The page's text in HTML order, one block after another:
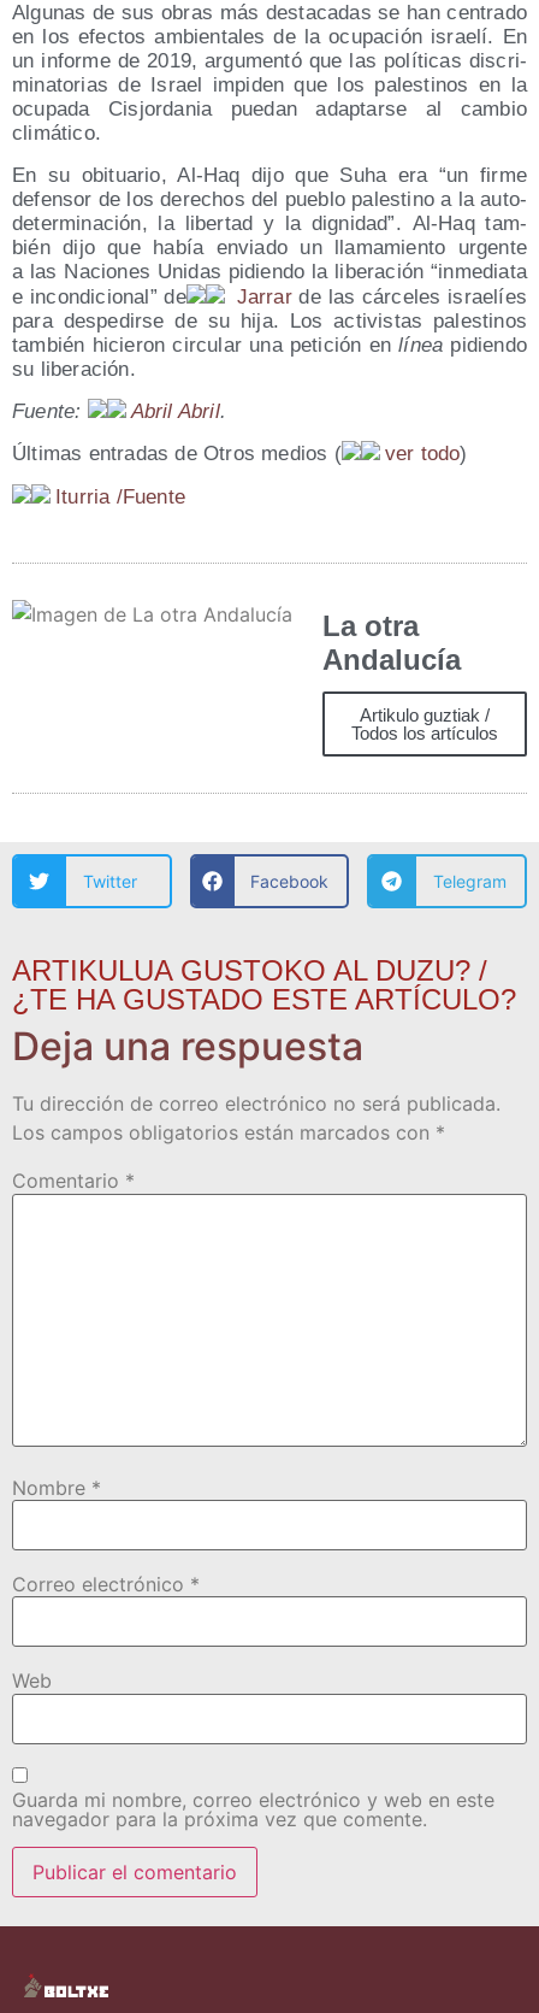
Algu­nas de sus obras más des­ta­ca­das se han cen­tra­do
en los efec­tos ambien­ta­les de la ocu­pa­ción israe­lí. En
un infor­me de 2019, argu­men­tó que las polí­ti­cas dis­cri­
mi­na­to­rias de Israel impi­den que los pales­ti­nos en la
ocu­pa­da Cis­jor­da­nia pue­dan adap­tar­se al cam­bio
climático.
En su obi­tua­rio, Al-Haq dijo que Suha era “un fir­me
defen­sor de los dere­chos del pue­blo pales­tino a la auto­
de­ter­mi­na­ción, la liber­tad y la dig­ni­dad”. Al-Haq tam­
bién dijo que había envia­do un lla­ma­mien­to urgen­te
a las Nacio­nes Uni­das pidien­do la libe­ra­ción “inme­dia­ta
e incon­di­cio­nal” de
Jarrarde las cár­ce­les israe­líes
para des­pe­dir­se de su hija. Los acti­vis­tas pales­ti­nos
tam­bién hicie­ron cir­cu­lar una peti­ción enlínea pidien­do
su liberación.
Fuen­te:
Abril Abril.
Últi­mas entra­das de Otros medios ( ver todo)
Itu­rria /​Fuen­te
La otra
Andalucía
Artikulo guztiak /
Todos los artículos
Twitter Facebook Telegram
ARTIKULUA GUSTOKO AL DUZU? /
¿TE HA GUSTADO ESTE ARTÍCULO?
Deja una respuesta
Tu dirección de correo electrónico no será publicada.
Los campos obligatorios están marcados con *
Comentario *
Nombre *
Correo electrónico *
Web
Guarda mi nombre, correo electrónico y web en este
navegador para la próxima vez que comente.